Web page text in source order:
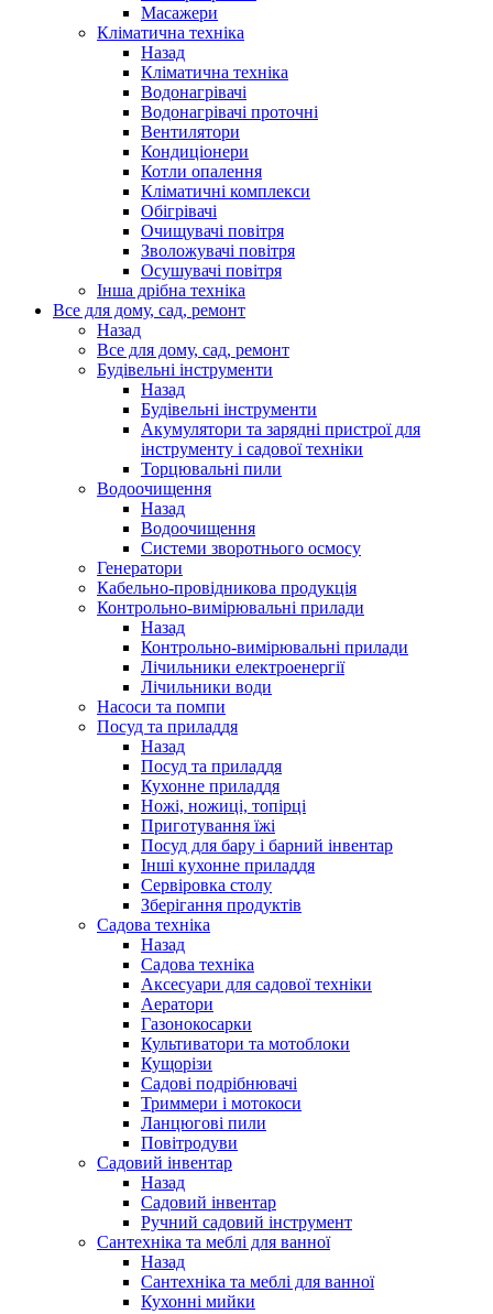
Масажери
Кліматична техніка
Назад
Кліматична техніка
Водонагрівачі
Водонагрівачі проточні
Вентилятори
Кондиціонери
Котли опалення
Кліматичні комплекси
Обігрівачі
Очищувачі повітря
Зволожувачі повітря
Осушувачі повітря
Інша дрібна техніка
Все для дому, сад, ремонт
Назад
Все для дому, сад, ремонт
Будівельні інструменти
Назад
Будівельні інструменти
Акумулятори та зарядні пристрої для
інструменту і садової техніки
Торцювальні пили
Водоочищення
Назад
Водоочищення
Системи зворотнього осмосу
Генератори
Кабельно-провідникова продукція
Контрольно-вимірювальні прилади
Назад
Контрольно-вимірювальні прилади
Лічильники електроенергії
Лічильники води
Насоси та помпи
Посуд та приладдя
Назад
Посуд та приладдя
Кухонне приладдя
Ножі, ножиці, топірці
Приготування їжі
Посуд для бару і барний інвентар
Інші кухонне приладдя
Сервіровка столу
Зберігання продуктів
Садова техніка
Назад
Садова техніка
Аксесуари для садової техніки
Аератори
Газонокосарки
Культиватори та мотоблоки
Кущорізи
Садові подрібнювачі
Триммери і мотокоси
Ланцюгові пили
Повітродуви
Садовий інвентар
Назад
Садовий інвентар
Ручний садовий інструмент
Сантехніка та меблі для ванної
Назад
Сантехніка та меблі для ванної
Кухонні мийки